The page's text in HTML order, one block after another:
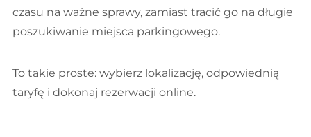
czasu na ważne sprawy, zamiast tracić go na długie
poszukiwanie miejsca parkingowego.
To takie proste: wybierz lokalizację, odpowiednią
taryfę i dokonaj rezerwacji online.